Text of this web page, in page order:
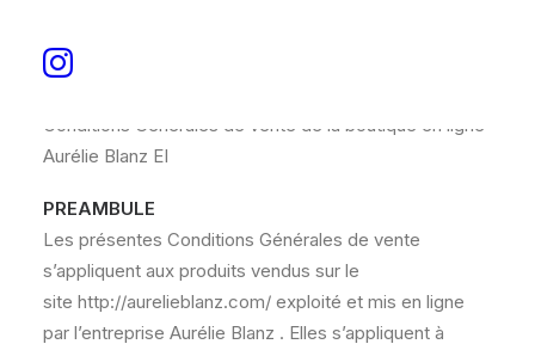
Conditions Générales de vente de la boutique en ligne
Aurélie Blanz EI
PREAMBULE
Les présentes Conditions Générales de vente
s’appliquent aux produits vendus sur le
site http://aurelieblanz.com/ exploité et mis en ligne
par l’entreprise Aurélie Blanz . Elles s’appliquent à